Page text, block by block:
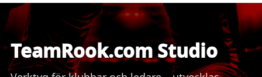
TeamRook.com Studio